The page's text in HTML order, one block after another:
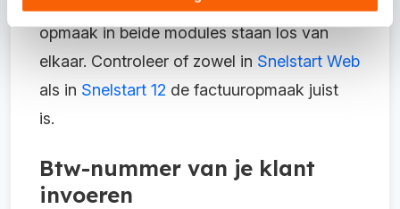
opmaak in beide modules staan los van
elkaar. Controleer of zowel in Snelstart Web
als in Snelstart 12 de factuuropmaak juist
is.
Btw-nummer van je klant
invoeren